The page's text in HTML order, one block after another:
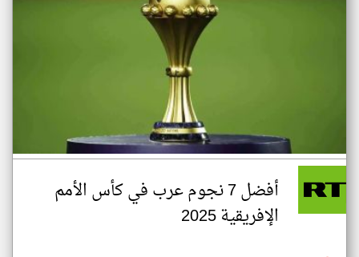
أفضل 7 نجوم عرب في كأس الأمم
الإفريقية 2025